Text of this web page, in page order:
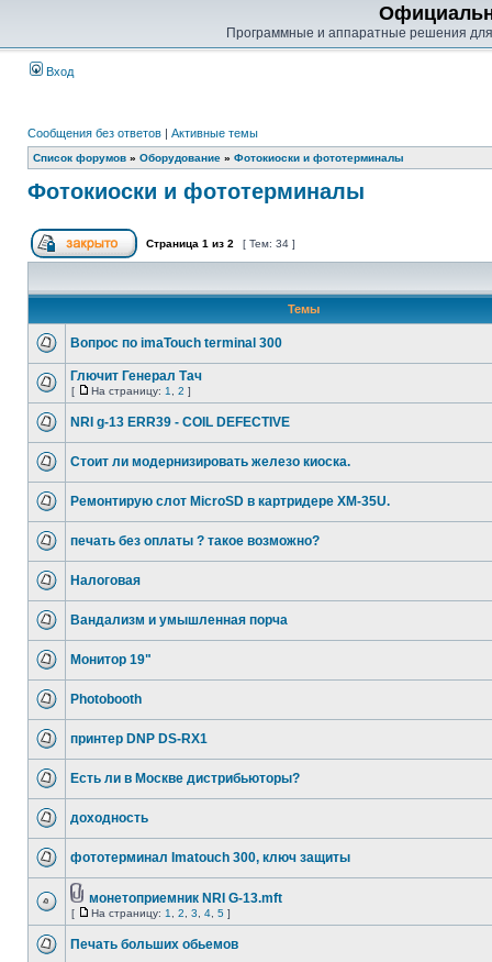
Программные и аппаратные решения
Вход
Сообщения без ответов | Активные темы
Список форумов » Оборудование » Фотокиоски и фототерминалы
Фотокиоски и фототерминалы
Страница 1 из 2 [ Тем: 34 ]
Темы
Вопрос по imaTouch terminal 300
Глючит Генерал Тач
[ На страницу: 1 2 ]
NRI g-13 ERR39 - COIL DEFECTIVE
Стоит ли модернизировать железо киоска.
Ремонтирую слот MicroSD в картридере XM-35U.
печать без оплаты ? такое возможно?
Налоговая
Вандализм и умышленная порча
Монитор 19"
Photobooth
принтер DNP DS-RX1
Есть ли в Москве дистрибьюторы?
доходность
фототерминал Imatouch 300, ключ защиты
монетоприемник NRI G-13.mft
[ На страницу: 1 2 3 4 5 ]
Печать больших обьемов